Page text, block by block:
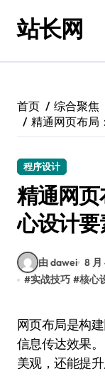
站长网
首页 综合聚焦
精通网页布局
程序设计
精通网
心设计
由 dawei 8
#实战技巧 #核心
网页布局是构建网站的基础，直接影响用户体验和
信息传达效果
美观，还能提升